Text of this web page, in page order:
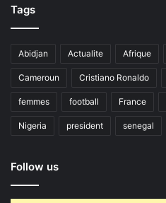
Tags
Abidjan Actualite Afrique
Cameroun Cristiano Ronaldo
femmes football France
Nigeria president senegal
Follow us